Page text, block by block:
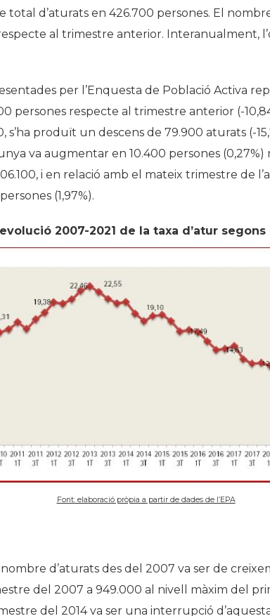
total d’aturats en 426.700 persones. El
respecte al trimestre anterior. Interanualment,
per l’Enquesta de Població Activa
persones respecte al trimestre anterior (-
produït un descens de 79.900 aturats (-
va augmentar en 10.400 persones
i en relació amb el mateix trimestre de
(1,97%).
2007-2021 de la taxa d’atur segons
Font: elaboració pròpia a partir de dades de l’EPA
d’aturats des del 2007 va ser de
del 2007 a 949.000 al nivell màxim del
del 2014 va ser una interrupció